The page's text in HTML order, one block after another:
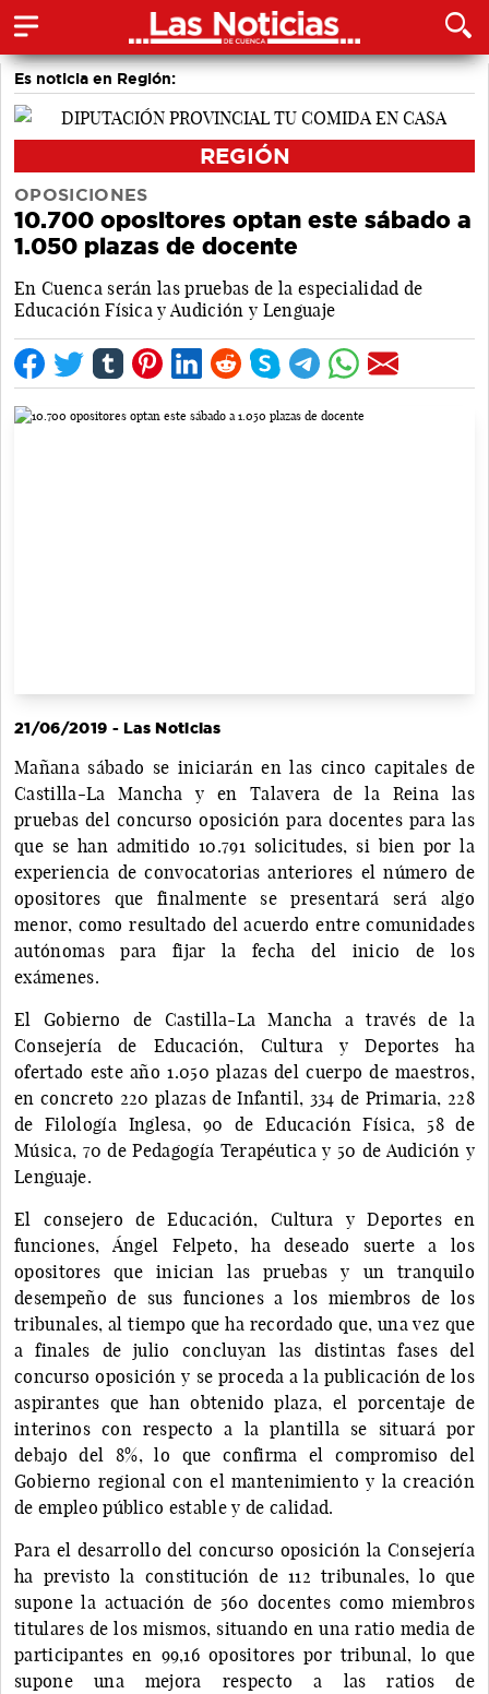
Es noticia en Región:
REGIÓN
OPOSICIONES
10.700 opositores optan este sábado a
1.050 plazas de docente
En Cuenca serán las pruebas de la especialidad de
Educación Física y Audición y Lenguaje
21/06/2019 - Las Noticias
Mañana sábado se iniciarán en las cinco capitales de
Castilla-La Mancha y en Talavera de la Reina las
pruebas del concurso oposición para docentes para las
que se han admitido 10.791 solicitudes, si bien por la
experiencia de convocatorias anteriores el número de
opositores que finalmente se presentará será algo
menor, como resultado del acuerdo entre comunidades
autónomas para fijar la fecha del inicio de los
exámenes.
El Gobierno de Castilla-La Mancha a través de la
Consejería de Educación, Cultura y Deportes ha
ofertado este año 1.050 plazas del cuerpo de maestros,
en concreto 220 plazas de Infantil, 334 de Primaria, 228
de Filología Inglesa, 90 de Educación Física, 58 de
Música, 70 de Pedagogía Terapéutica y 50 de Audición y
Lenguaje.
El consejero de Educación, Cultura y Deportes en
funciones, Ángel Felpeto, ha deseado suerte a los
opositores que inician las pruebas y un tranquilo
desempeño de sus funciones a los miembros de los
tribunales, al tiempo que ha recordado que, una vez que
a finales de julio concluyan las distintas fases del
concurso oposición y se proceda a la publicación de los
aspirantes que han obtenido plaza, el porcentaje de
interinos con respecto a la plantilla se situará por
debajo del 8%, lo que confirma el compromiso del
Gobierno regional con el mantenimiento y la creación
de empleo público estable y de calidad.
Para el desarrollo del concurso oposición la Consejería
ha previsto la constitución de 112 tribunales, lo que
supone la actuación de 560 docentes como miembros
titulares de los mismos, situando en una ratio media de
participantes en 99,16 opositores por tribunal, lo que
supone una mejora respecto a las ratios de